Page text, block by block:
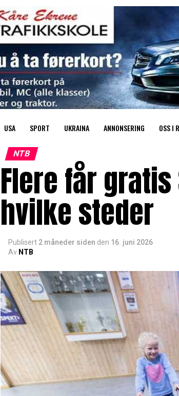
USA SPORT UKRAINA ANNONSERING OSS I
NTB
Flere får gratis
hvilke steder
Publisert 2 måneder siden den 16. juni 2026
Av NTB